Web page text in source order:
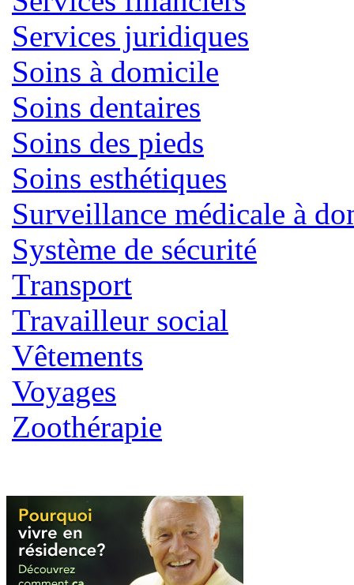
Services juridiques
Soins à domicile
Soins dentaires
Soins des pieds
Soins esthétiques
Surveillance médicale à
Système de sécurité
Transport
Travailleur social
Vêtements
Voyages
Zoothérapie